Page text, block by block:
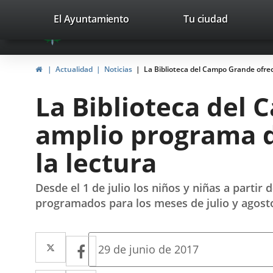
Portal
Web
del
Valladolid
avaTop
valladolid.es
El Ayuntamiento Tu ciudad
InicioActualidad Noticias La Biblioteca del Campo Grande
La Biblioteca del
amplio programa
la lectura
Desde el 1 de julio los niños y niñas a partir
programados para los meses de julio y
Twitter
Enlace
a
Facebook
Enlace
a
Fecha
29 de junio de 2017